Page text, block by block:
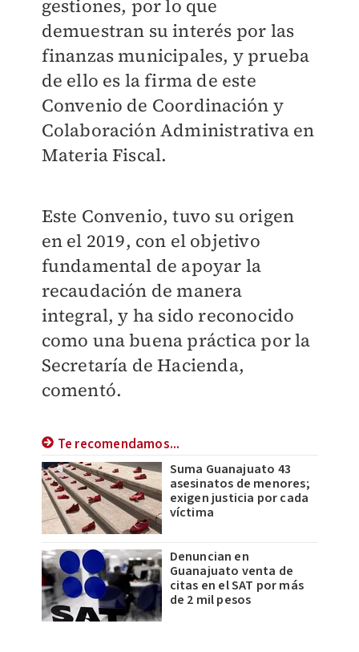
gestiones, por lo que
demuestran su interés por las
finanzas municipales, y prueba
de ello es la firma de este
Convenio de Coordinación y
Colaboración Administrativa en
Materia Fiscal.
Este Convenio, tuvo su origen
en el 2019, con el objetivo
fundamental de apoyar la
recaudación de manera
integral, y ha sido reconocido
como una buena práctica por la
Secretaría de Hacienda,
comentó.
Te recomendamos...
Suma Guanajuato 43
asesinatos de menores;
exigen justicia por cada
víctima
Denuncian en
Guanajuato venta de
citas en el SAT por más
de 2 mil pesos